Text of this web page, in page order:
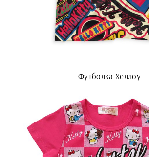
Футболка Хеллоу